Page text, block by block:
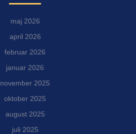
maj 2026
april 2026
februar 2026
januar 2026
november 2025
oktober 2025
august 2025
juli 2025